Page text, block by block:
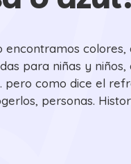
encontramos colores,
para niñas y
pero como dice el
personas.